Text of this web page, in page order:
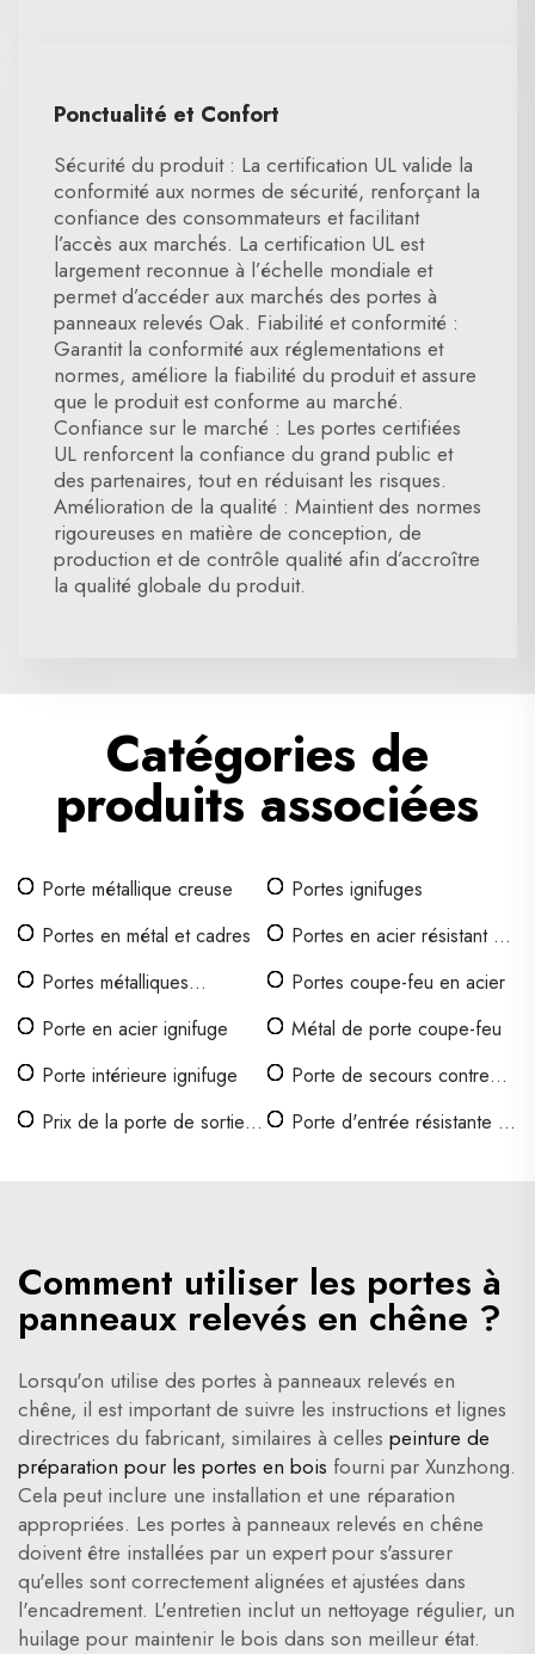
Ponctualité et Confort
Sécurité du produit : La certification UL valide la
conformité aux normes de sécurité, renforçant la
confiance des consommateurs et facilitant
l’accès aux marchés. La certification UL est
largement reconnue à l’échelle mondiale et
permet d’accéder aux marchés des portes à
panneaux relevés Oak. Fiabilité et conformité :
Garantit la conformité aux réglementations et
normes, améliore la fiabilité du produit et assure
que le produit est conforme au marché.
Confiance sur le marché : Les portes certifiées
UL renforcent la confiance du grand public et
des partenaires, tout en réduisant les risques.
Amélioration de la qualité : Maintient des normes
rigoureuses en matière de conception, de
production et de contrôle qualité afin d’accroître
la qualité globale du produit.
Catégories de
produits associées
Porte métallique creuse
Portes ignifuges
Portes en métal et cadres
Portes en acier résistant au
Portes métalliques
Portes coupe-feu en acier
Porte en acier ignifuge
Métal de porte coupe-feu
Porte intérieure ignifuge
Porte de secours contre
Prix de la porte de sortie
Porte d'entrée résistante au
Comment utiliser les portes à
panneaux relevés en chêne ?
Lorsqu'on utilise des portes à panneaux relevés en
chêne, il est important de suivre les instructions et lignes
directrices du fabricant, similaires à celles peinture de
préparation pour les portes en bois fourni par Xunzhong.
Cela peut inclure une installation et une réparation
appropriées. Les portes à panneaux relevés en chêne
doivent être installées par un expert pour s'assurer
qu'elles sont correctement alignées et ajustées dans
l'encadrement. L'entretien inclut un nettoyage régulier, un
huilage pour maintenir le bois dans son meilleur état.